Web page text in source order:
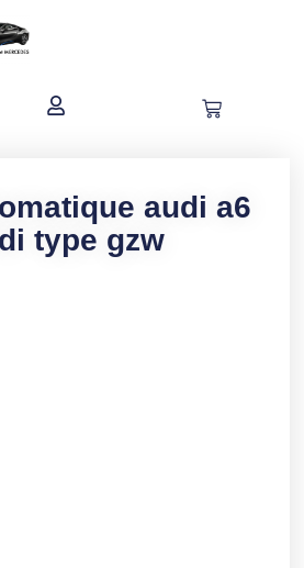
audi a6
type gzw